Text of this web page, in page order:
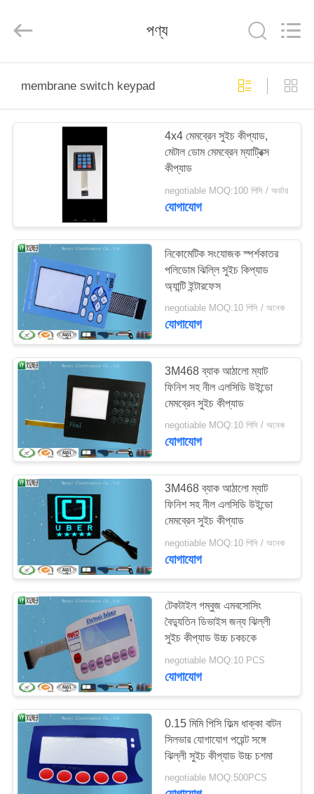
পণ্য
কারখানা
ভ্রমণ
নিয়ন্ত্রণ
যোগাযোগ
করুন
উদ্ধৃতির
জন্য
আবেদন
সাইট
ম্যাপ
PRIVACY
POLICY
Technology
Co.,
Reserved.
পণ্য
membrane switch keypad
4x4 মেমব্রেন সুইচ কীপ্যাড,
মেটাল ডোম মেমব্রেন ম্যাট্রিক্স
কীপ্যাড
negotiable MOQ:100 পিসি / অর্ডার
যোগাযোগ
নিকোমেটিক সংযোজক স্পর্শকাতর
পলিডোম ঝিল্লি সুইচ কিপ্যাড
অ্যান্টি ইন্টারফেস
negotiable MOQ:10 পিসি / অনেক
যোগাযোগ
3M468 ব্যাক আঠালো ম্যাট
ফিনিশ সহ নীল এলসিডি উইন্ডো
মেমব্রেন সুইচ কীপ্যাড
negotiable MOQ:10 পিসি / অনেক
যোগাযোগ
3M468 ব্যাক আঠালো ম্যাট
ফিনিশ সহ নীল এলসিডি উইন্ডো
মেমব্রেন সুইচ কীপ্যাড
negotiable MOQ:10 পিসি / অনেক
যোগাযোগ
টেকটাইল গম্বুজ এমবসোসিং
বৈদ্যুতিন ডিভাইস জন্য ঝিল্লী
সুইচ কীপ্যাড উচ্চ চকচকে
negotiable MOQ:10 PCS
যোগাযোগ
0.15 মিমি পিসি ফিল্ম ধাক্কা বাটন
সিলভার যোগাযোগ পয়েন্ট সঙ্গে
ঝিল্লী সুইচ কীপ্যাড উচ্চ চশমা
negotiable MOQ:500PCS